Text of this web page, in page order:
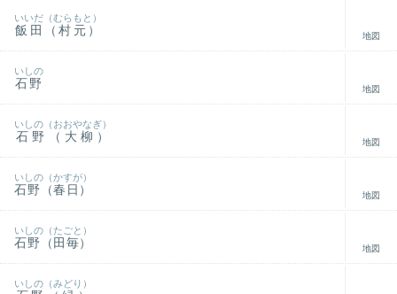
飯田（村元）
いいだ（むらもと）
地図
石野
いしの
地図
石野（大柳）
いしの（おおやなぎ）
地図
石野（春日）
いしの（かすが）
地図
石野（田毎）
いしの（たごと）
地図
いしの（みどり）